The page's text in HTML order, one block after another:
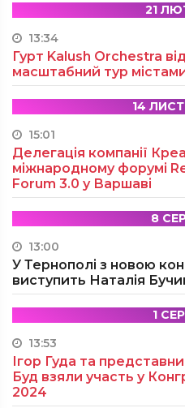
21
13:34
Гурт Kalush Orchestra
масштабний тур
14
15:01
Делегація компанії
міжнародному форумі
Forum 3.0 у Варшаві
8
13:00
У Тернополі з новою
виступить Наталія
1
13:53
Ігор Гуда та
Буд взяли участь у
2024